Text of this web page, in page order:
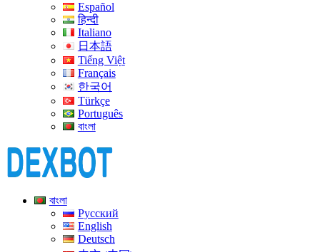
Español
हिन्दी
Italiano
日本語
Tiếng Việt
Français
한국어
Türkçe
Português
বাংলা
বাংলা
Русский
English
Deutsch